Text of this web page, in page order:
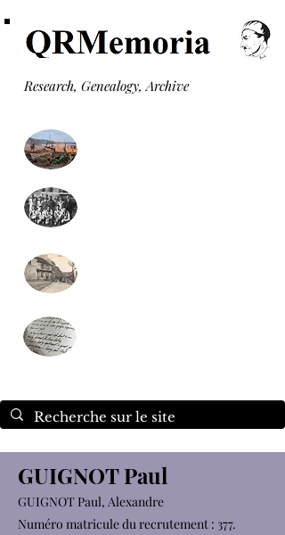
Research, Genealogy, Archive
GUIGNOT Paul
GUIGNOT Paul, Alexandre
Numéro matricule du recrutement : 377.